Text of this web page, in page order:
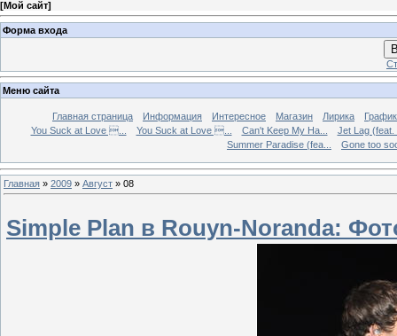
[Мой сайт]
Форма входа
Меню сайта
Главная страница Информация Интересное Магазин Лирика
You Suck at Love ...
You Suck at Love ... Can't Keep My Ha...
Jet Lag (feat.
Summer Paradise (fea...
Gone too
Главная » 2009 » Август » 08
Simple Plan в Rouyn-Noranda: